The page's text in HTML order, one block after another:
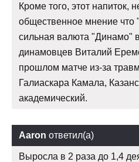
Кроме того, этот напиток,
общественное мнение что
сильная валюта "Динамо"
динамовцев Виталий
прошлом матче из-за
Галиаскара Камала,
академический.
Aaron ответил(а)
Выросла в 2 раза до 1,4